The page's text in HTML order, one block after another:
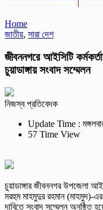
Home
জাতীয়, সারা দেশ
জীবননগরে আইসিটি
চুয়াডাঙ্গায় সংবাদ সম্মেলন
নিজস্ব প্রতিবেদক
Update Time :
57 Time View
চুয়াডাঙ্গার জীবননগর উপজেলা
মরহুম মাহমুদুর রহমান (মাহমুদ)-
দাবিতে সংবাদ সম্মেলন